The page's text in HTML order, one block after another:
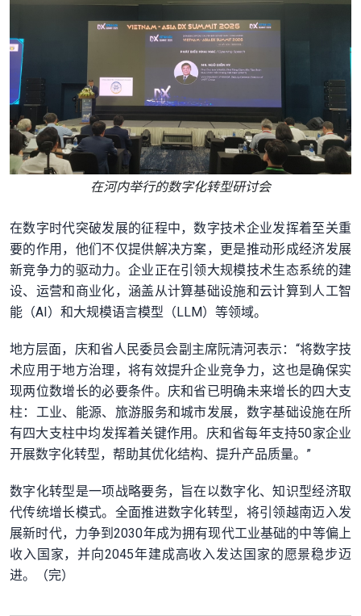
在河内举行的数字化转型研讨会
在数字时代突破发展的征程中，数字技术企业发挥着至关重
要的作用，他们不仅提供解决方案，更是推动形成经济发展
新竞争力的驱动力。企业正在引领大规模技术生态系统的建
设、运营和商业化，涵盖从计算基础设施和云计算到人工智
能（AI）和大规模语言模型（LLM）等领域。
地方层面，庆和省人民委员会副主席阮清河表示：“将数字技
术应用于地方治理，将有效提升企业竞争力，这也是确保实
现两位数增长的必要条件。庆和省已明确未来增长的四大支
柱：工业、能源、旅游服务和城市发展，数字基础设施在所
有四大支柱中均发挥着关键作用。庆和省每年支持50家企业
开展数字化转型，帮助其优化结构、提升产品质量。”
数字化转型是一项战略要务，旨在以数字化、知识型经济取
代传统增长模式。全面推进数字化转型，将引领越南迈入发
展新时代，力争到2030年成为拥有现代工业基础的中等偏上
收入国家，并向2045年建成高收入发达国家的愿景稳步迈
进。（完）